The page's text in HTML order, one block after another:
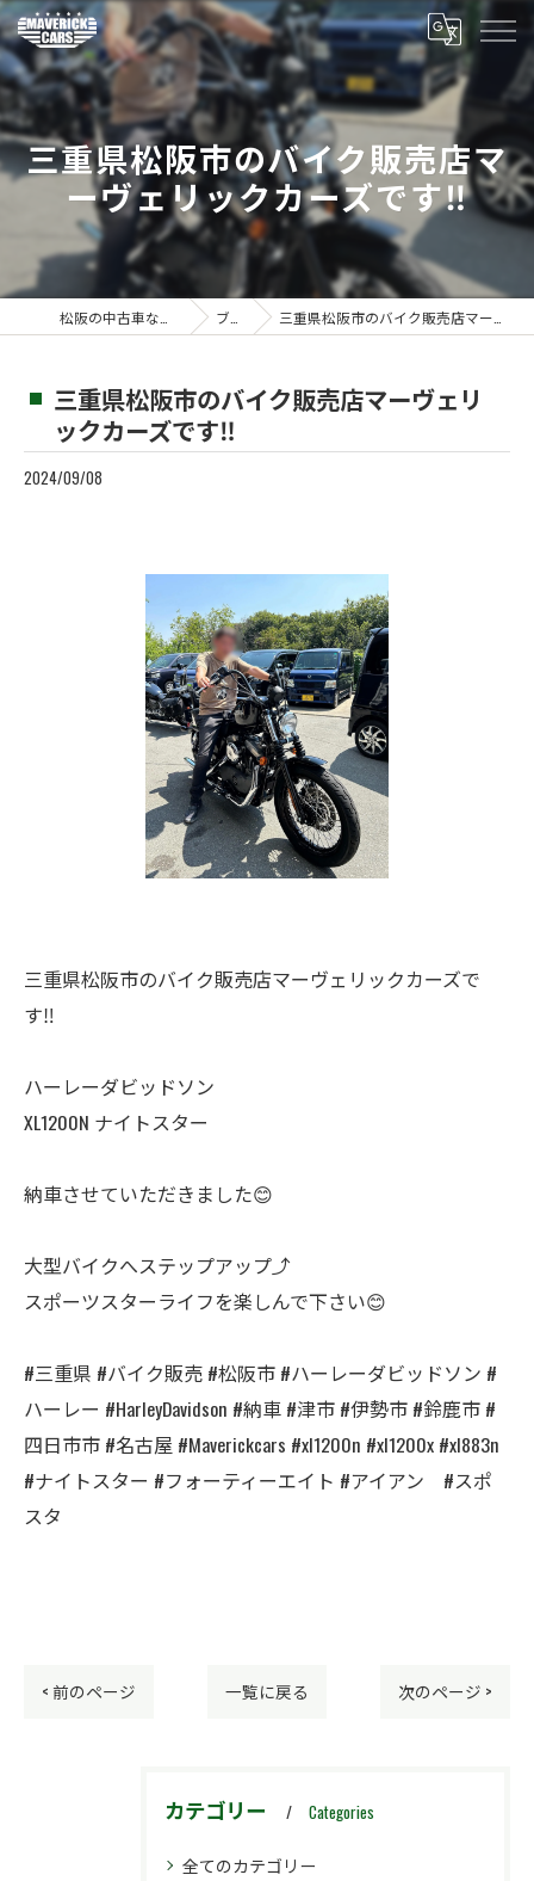
三重県松阪市のバイク販売店マ
ーヴェリックカーズです‼️
ブログ 三重県松阪市のバイク販売店マーヴェリックカーズです‼️
三重県松阪市のバイク販売店マーヴェリ
ックカーズです‼️
2024/09/08
三重県松阪市のバイク販売店マーヴェリックカーズで
す‼️
ハーレーダビッドソン
XL1200N ナイトスター
納車させていただきました😊
大型バイクへステップアップ⤴️
スポーツスターライフを楽しんで下さい😊
#三重県 #バイク販売 #松阪市 #ハーレーダビッドソン #
ハーレー #HarleyDavidson #納車 #津市 #伊勢市 #鈴鹿市 #
四日市市 #名古屋 #Maverickcars #xl1200n #xl1200x #xl883n
#ナイトスター #フォーティーエイト #アイアン #スポ
スタ
< 前のページ 一覧に戻る 次のページ >
カテゴリー Categories
全てのカテゴリー